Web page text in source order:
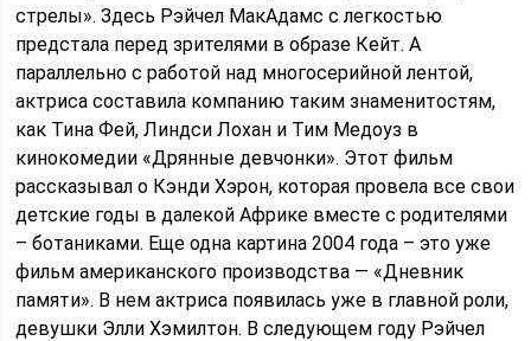
стрелы». Здесь Рэйчел МакАдамс с легкостью
предстала перед зрителями в образе Кейт. А
параллельно с работой над многосерийной лентой,
актриса составила компанию таким знаменитостям,
как Тина Фей, Линдси Лохан и Тим Медоуз в
кинокомедии «Дрянные девчонки». Этот фильм
рассказывал о Кэнди Хэрон, которая провела все свои
детские годы в далекой Африке вместе с родителями
– ботаниками. Еще одна картина 2004 года – это уже
фильм американского производства — «Дневник
памяти». В нем актриса появилась уже в главной роли,
девушки Элли Хэмилтон. В следующем году Рэйчел